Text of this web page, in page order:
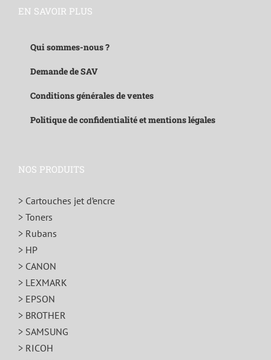
EN SAVOIR PLUS
Qui sommes-nous ?
Demande de SAV
Conditions générales de ventes
Politique de confidentialité et mentions légales
NOS PRODUITS
> Cartouches jet d’encre
> Toners
> Rubans
> HP
> CANON
> LEXMARK
> EPSON
> BROTHER
> SAMSUNG
> RICOH